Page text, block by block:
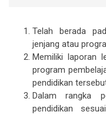
Telah berada
jenjang atau
Memiliki laporan
program
pendidikan
Dalam rangka
pendidikan